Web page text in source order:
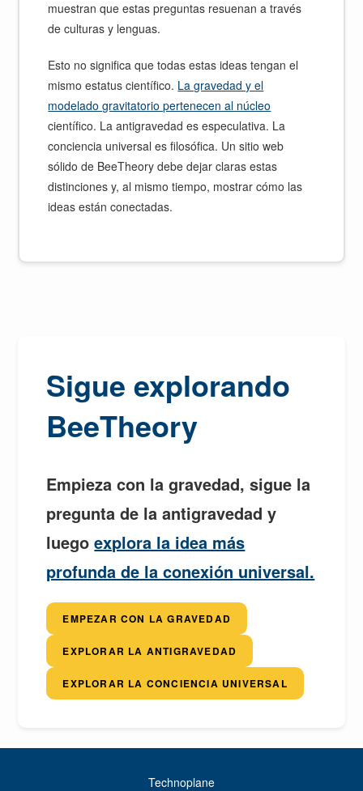
muestran que estas preguntas resuenan a través
de culturas y lenguas.
Esto no significa que todas estas ideas tengan el
mismo estatus científico. La gravedad y el
modelado gravitatorio pertenecen al núcleo
científico. La antigravedad es especulativa. La
conciencia universal es filosófica. Un sitio web
sólido de BeeTheory debe dejar claras estas
distinciones y, al mismo tiempo, mostrar cómo las
ideas están conectadas.
Sigue explorando
BeeTheory
Empieza con la gravedad, sigue la
pregunta de la antigravedad y
luegoexplora la idea más
profunda de la conexión universal.
EMPEZAR CON LA GRAVEDAD
EXPLORAR LA ANTIGRAVEDAD
EXPLORAR LA CONCIENCIA UNIVERSAL
Technoplane